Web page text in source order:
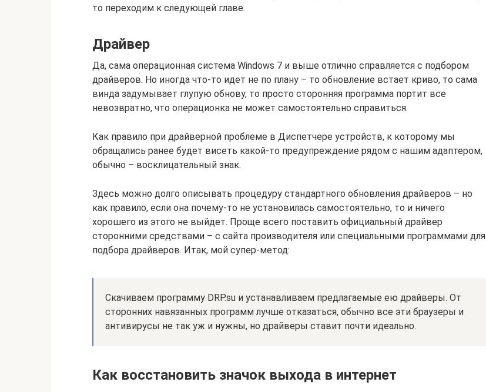
то переходим к следующей главе.
Драйвер
Да, сама операционная система Windows 7 и выше отлично справляется с подбором
драйверов. Но иногда что-то идет не по плану – то обновление встает криво, то сама
винда задумывает глупую обнову, то просто сторонняя программа портит все
невозвратно, что операционка не может самостоятельно справиться.
Как правило при драйверной проблеме в Диспетчере устройств, к которому мы
обращались ранее будет висеть какой-то предупреждение рядом с нашим адаптером,
обычно – восклицательный знак.
Здесь можно долго описывать процедуру стандартного обновления драйверов – но
как правило, если она почему-то не установилась самостоятельно, то и ничего
хорошего из этого не выйдет. Проще всего поставить официальный драйвер
сторонними средствами – с сайта производителя или специальными программами для
подбора драйверов. Итак, мой супер-метод:
Скачиваем программу DRP.su и устанавливаем предлагаемые ею драйверы. От
сторонних навязанных программ лучше отказаться, обычно все эти браузеры и
антивирусы не так уж и нужны, но драйверы ставит почти идеально.
Как восстановить значок выхода в интернет